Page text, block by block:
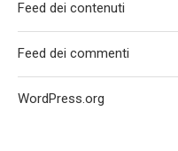
Feed dei contenuti
Feed dei commenti
WordPress.org